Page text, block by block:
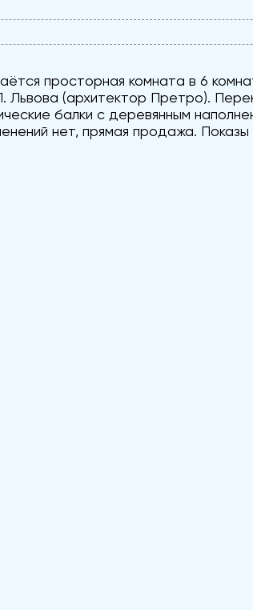
просторная комната в 6
(архитектор Претро).
балки с деревянным
нет, прямая продажа.